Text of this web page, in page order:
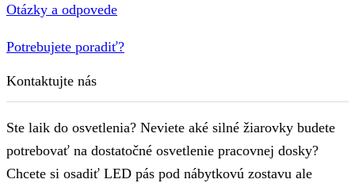
Otázky a odpovede
Potrebujete poradiť?
Kontaktujte nás
Ste laik do osvetlenia? Neviete aké silné žiarovky budete
potrebovať na dostatočné osvetlenie pracovnej dosky?
Chcete si osadiť LED pás pod nábytkovú zostavu ale